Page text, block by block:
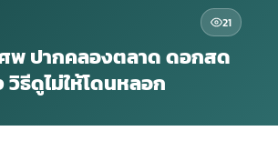
21
พ ปากคลองตลาด ดอกสด
ธีดูไม่ให้โดนหลอก